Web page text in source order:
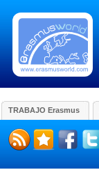
TRABAJO Erasmus